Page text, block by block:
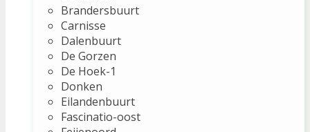
Brandersbuurt
Carnisse
Dalenbuurt
De Gorzen
De Hoek-1
Donken
Eilandenbuurt
Fascinatio-oost